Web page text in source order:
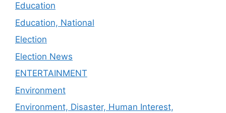
Education
Education, National
Election
Election News
ENTERTAINMENT
Environment
Environment, Disaster, Human Interest,